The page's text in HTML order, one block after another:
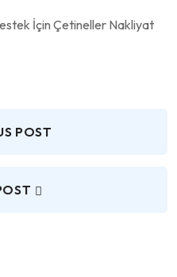
İçin Çetineller Nakliyat
POST